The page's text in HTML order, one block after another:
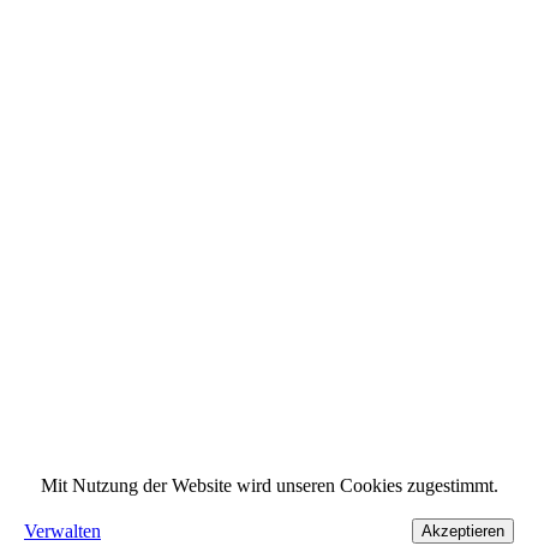
Mit Nutzung der Website wird unseren Cookies zugestimmt.
Verwalten Akzeptieren